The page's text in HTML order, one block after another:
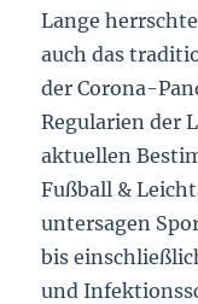
Lange
auch das
der Corona-
Regularien der
aktuellen
Fußball &
untersagen
bis
und